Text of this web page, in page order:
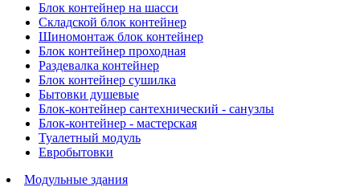
Блок контейнер на шасси
Складской блок контейнер
Шиномонтаж блок контейнер
Блок контейнер проходная
Раздевалка контейнер
Блок контейнер сушилка
Бытовки душевые
Блок-контейнер сантехнический - санузлы
Блок-контейнер - мастерская
Туалетный модуль
Евробытовки
Модульные здания